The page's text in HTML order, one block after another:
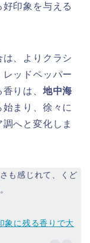
印象を与える
は、よりクラシ
ッドペッパー
りは、 地中海
始まり、徐々に
へと変化しま
も感じれて、くど
象に残る香りで大